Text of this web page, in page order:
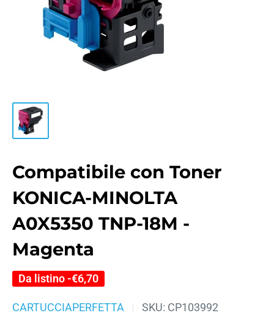
Compatibile con Toner
KONICA-MINOLTA
A0X5350 TNP-18M -
Magenta
Da listino -€6,70
CARTUCCIAPERFETTA SKU: CP103992